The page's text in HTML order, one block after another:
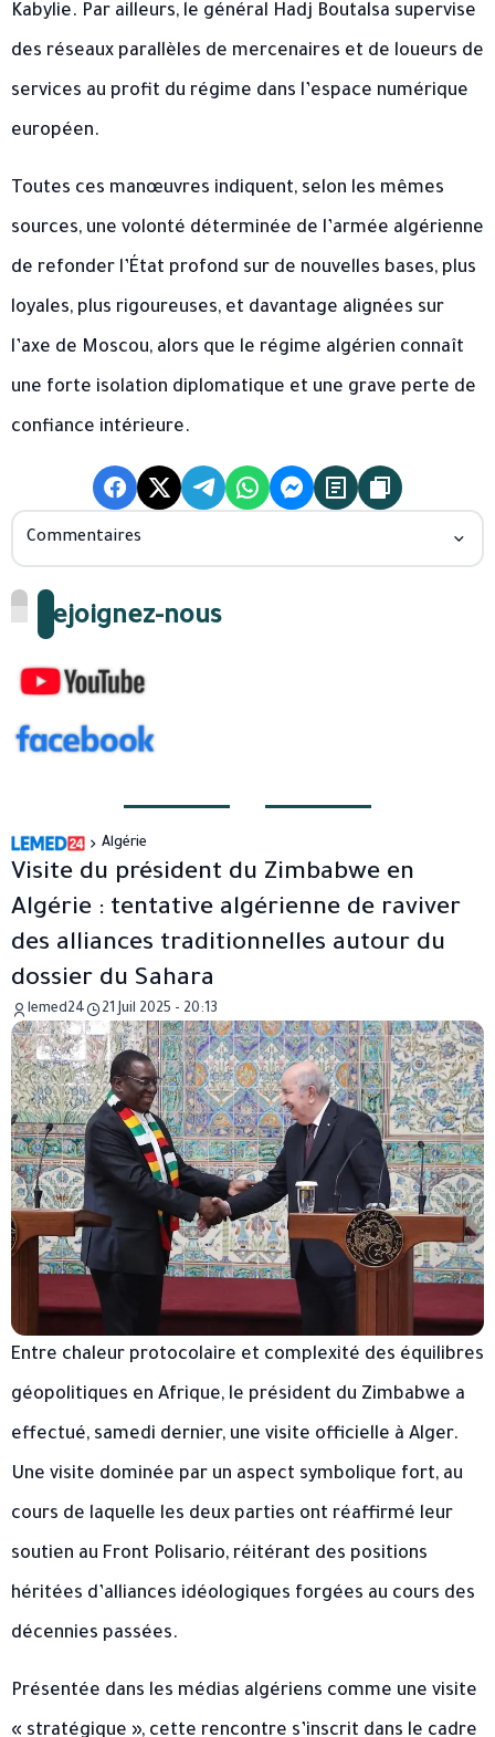
Kabylie. Par ailleurs, le général Hadj Boutalsa supervise
des réseaux parallèles de mercenaires et de loueurs de
services au profit du régime dans l’espace numérique
européen.
Toutes ces manœuvres indiquent, selon les mêmes
sources, une volonté déterminée de l’armée algérienne
de refonder l’État profond sur de nouvelles bases, plus
loyales, plus rigoureuses, et davantage alignées sur
l’axe de Moscou, alors que le régime algérien connaît
une forte isolation diplomatique et une grave perte de
confiance intérieure.
Commentaires
Rejoignez-nous
Algérie
Visite du président du Zimbabwe en
Algérie : tentative algérienne de raviver
des alliances traditionnelles autour du
dossier du Sahara
lemed24 21 Juil 2025 - 20:13
Entre chaleur protocolaire et complexité des équilibres
géopolitiques en Afrique, le président du Zimbabwe a
effectué, samedi dernier, une visite officielle à Alger.
Une visite dominée par un aspect symbolique fort, au
cours de laquelle les deux parties ont réaffirmé leur
soutien au Front Polisario, réitérant des positions
héritées d’alliances idéologiques forgées au cours des
décennies passées.
Présentée dans les médias algériens comme une visite
« stratégique », cette rencontre s’inscrit dans le cadre